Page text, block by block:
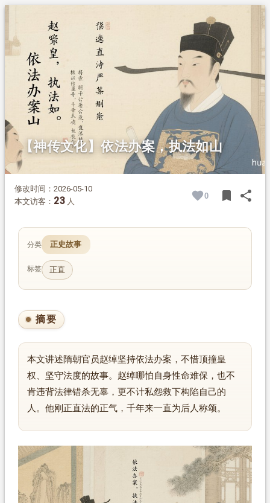
冒死抗旨，保全无辜
2.2.
坚守法度，不退半步
2.3.
不计私怨，依法救人
【神传文化】依法办案，执法如山
修改时间：2026-05-10
本文访客： 23 人
0 bookmark share
分类 正史故事
标签 正直
摘要
本文讲述隋朝官员赵绰坚持依法办案，不惜顶撞皇
权、坚守法度的故事。赵绰哪怕自身性命难保，也不
肯违背法律错杀无辜，更不计私怨救下构陷自己的
人。他刚正直法的正气，千年来一直为后人称颂。